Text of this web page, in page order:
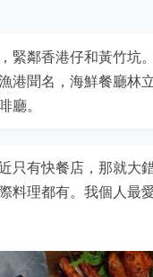
緊鄰香港仔和黃竹坑
港聞名，海鮮餐廳林
廳。
只有快餐店，那就大
料理都有。我個人最